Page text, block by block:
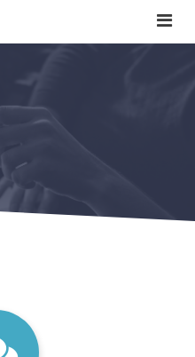
in de buurt?
+
+